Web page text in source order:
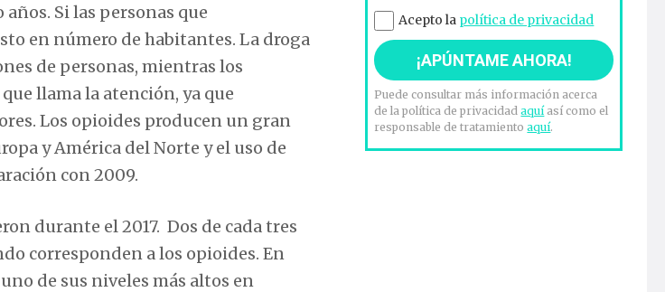
Si las personas que
en número de habitantes. La droga
de personas, mientras los
llama la atención, ya que
Los opioides producen un gran
y América del Norte y el uso de
con 2009.
durante el 2017. Dos de cada tres
corresponden a los opioides. En
de sus niveles más altos en
Acepto la política de privacidad
Puede consultar más información acerca
de la política de privacidadaquíasí como el
responsable de tratamientoaquí.